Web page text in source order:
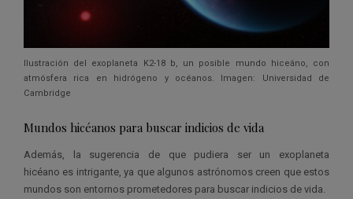
Ilustración del exoplaneta K2-18 b, un posible mundo hiceáno, con
atmósfera rica en hidrógeno y océanos. Imagen: Universidad de
Cambridge
Mundos hicéanos para buscar indicios de vida
Además, la sugerencia de que pudiera ser un exoplaneta
hicéano es intrigante, ya que algunos astrónomos creen que estos
mundos son entornos prometedores para buscar indicios de vida.